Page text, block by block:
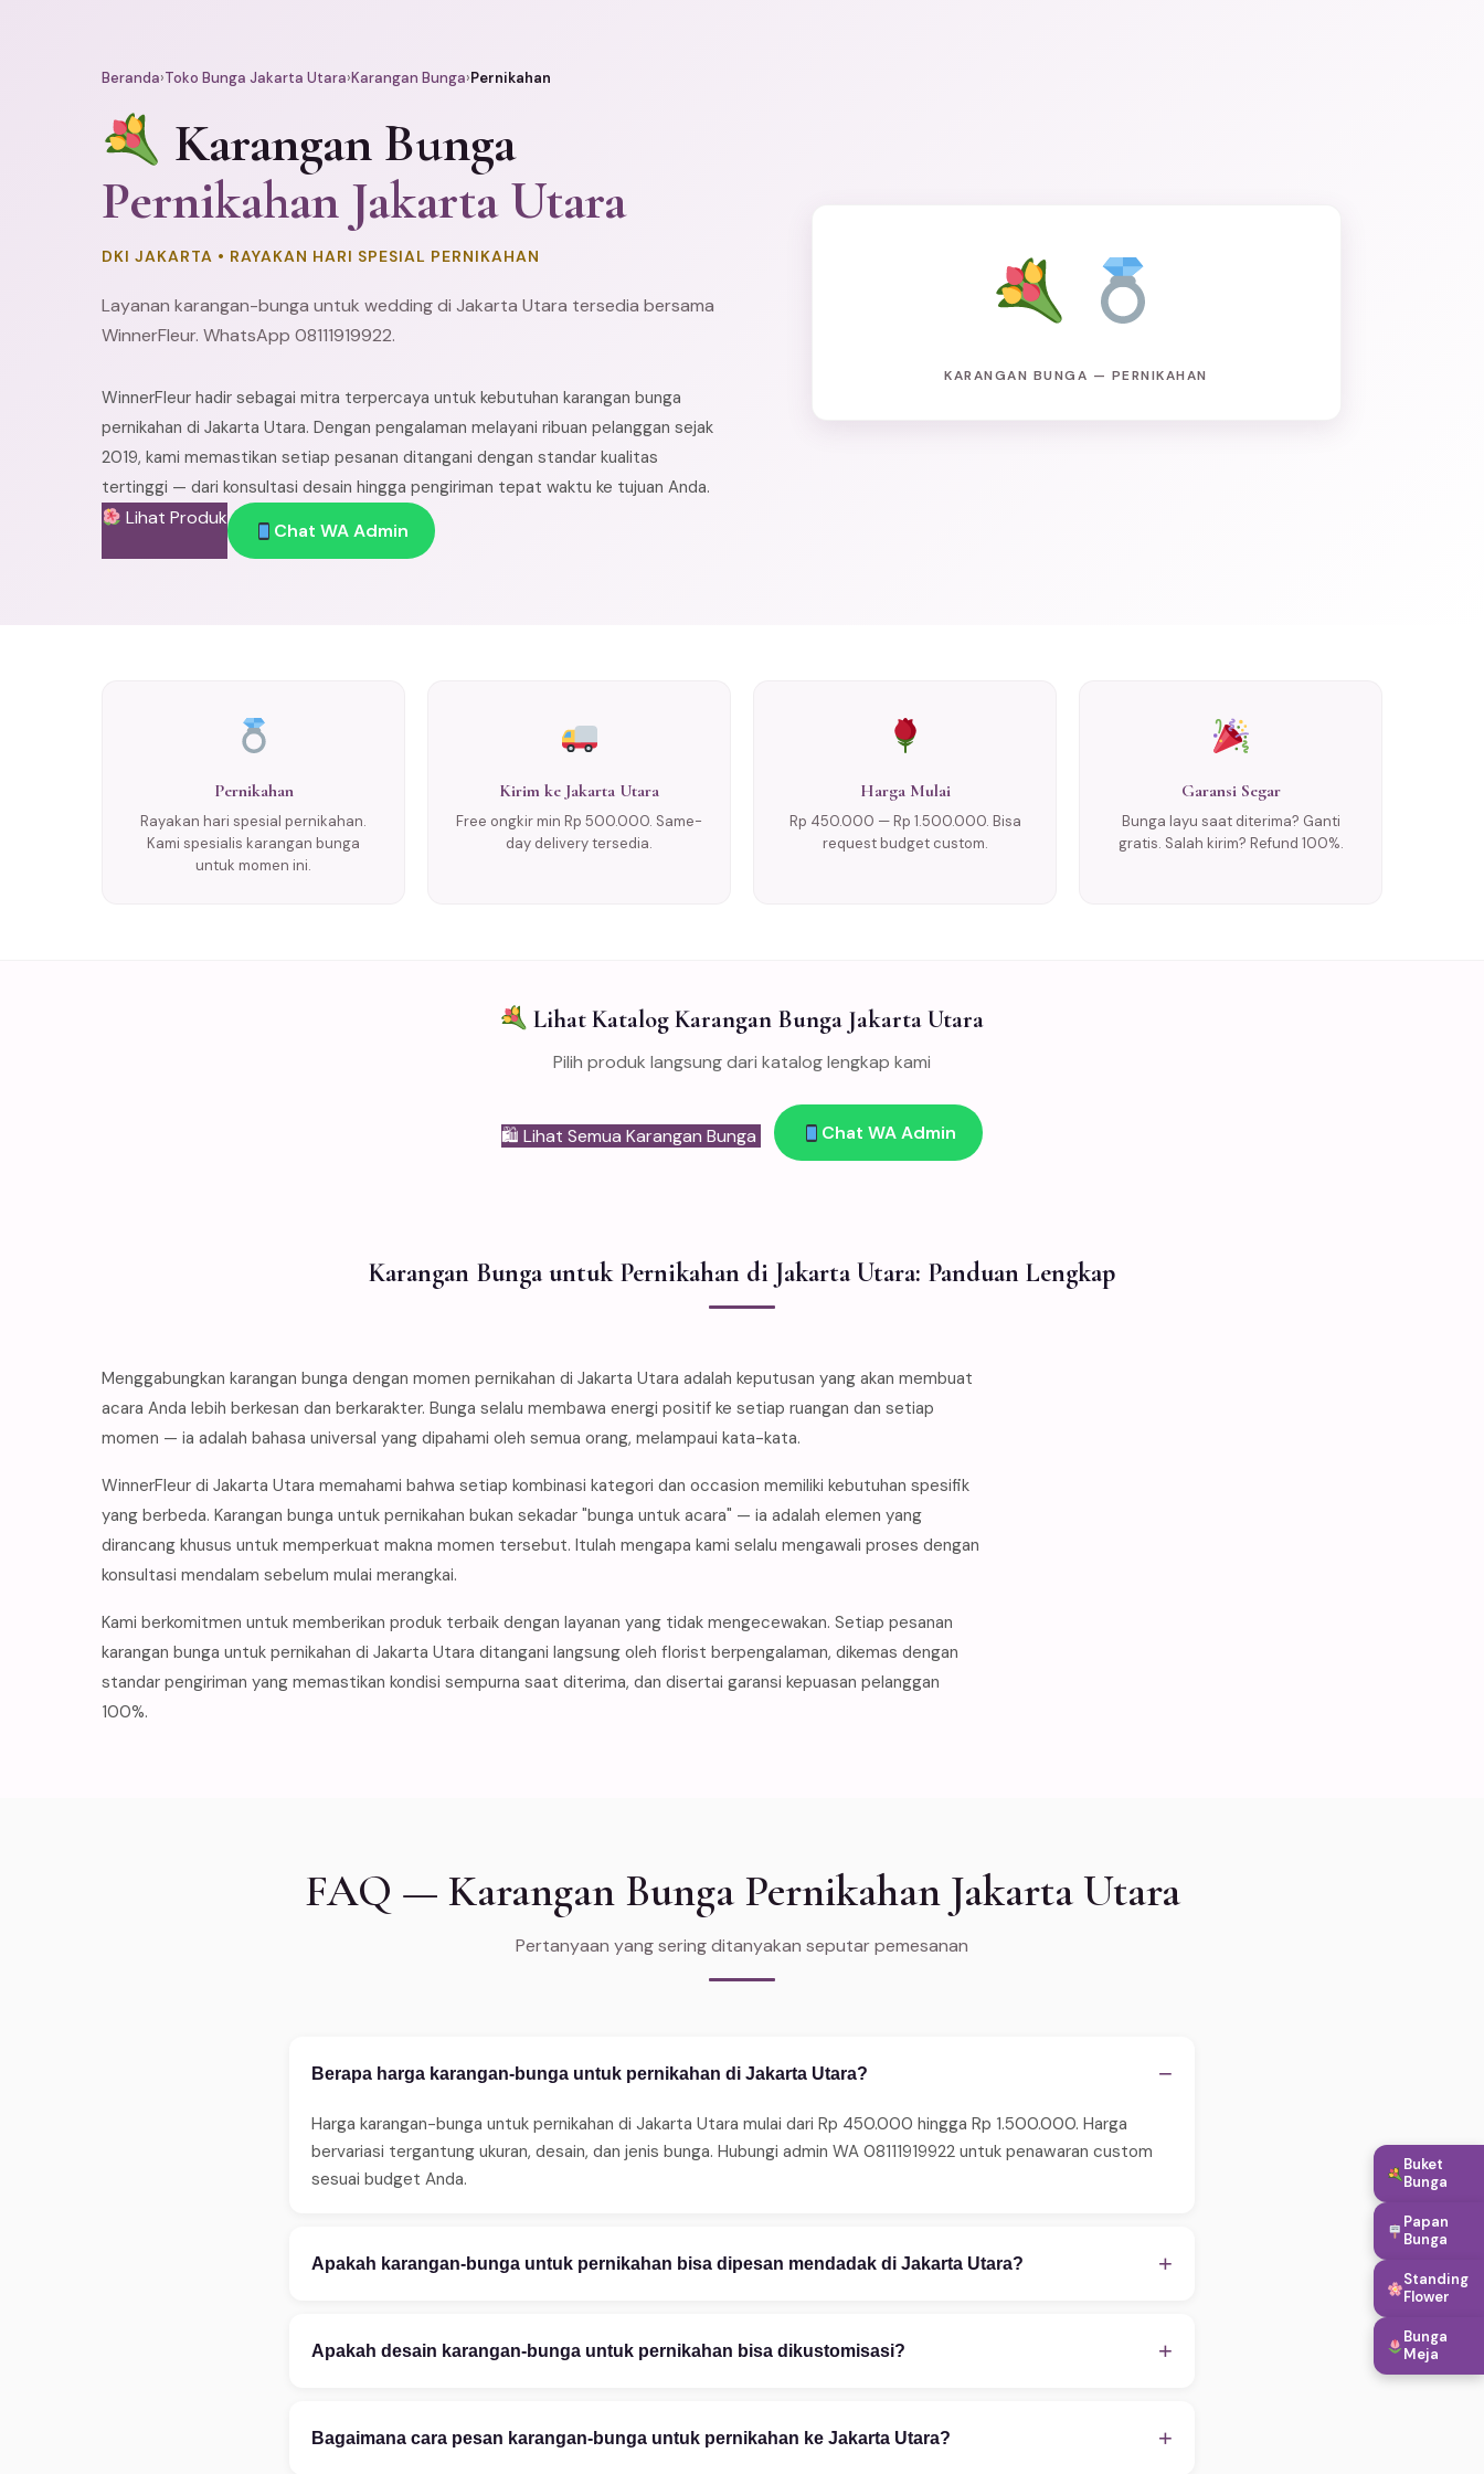
Beranda›Toko Bunga Jakarta Utara›Karangan Bunga›Pernikahan
Karangan Bunga
Pernikahan Jakarta Utara
DKI JAKARTA • RAYAKAN HARI SPESIAL PERNIKAHAN
Layanan karangan-bunga untuk wedding di Jakarta Utara tersedia bersama
WinnerFleur. WhatsApp 08111919922.
WinnerFleur hadir sebagai mitra terpercaya untuk kebutuhan karangan bunga
pernikahan di Jakarta Utara. Dengan pengalaman melayani ribuan pelanggan sejak
2019, kami memastikan setiap pesanan ditangani dengan standar kualitas
tertinggi — dari konsultasi desain hingga pengiriman tepat waktu ke tujuan Anda.
Lihat Produk
Chat WA Admin
KARANGAN BUNGA — PERNIKAHAN
Pernikahan
Rayakan hari spesial pernikahan.
Kami spesialis karangan bunga
untuk momen ini.
Kirim ke Jakarta Utara
Free ongkir min Rp 500.000. Same-
day delivery tersedia.
Harga Mulai
Rp 450.000 — Rp 1.500.000. Bisa
request budget custom.
Garansi Segar
Bunga layu saat diterima? Ganti
gratis. Salah kirim? Refund 100%.
Lihat Katalog Karangan Bunga Jakarta Utara
Pilih produk langsung dari katalog lengkap kami
🛍 Lihat Semua Karangan Bunga Chat WA Admin
Karangan Bunga untuk Pernikahan di Jakarta Utara: Panduan Lengkap
Menggabungkan karangan bunga dengan momen pernikahan di Jakarta Utara adalah keputusan yang akan membuat
acara Anda lebih berkesan dan berkarakter. Bunga selalu membawa energi positif ke setiap ruangan dan setiap
momen — ia adalah bahasa universal yang dipahami oleh semua orang, melampaui kata-kata.
WinnerFleur di Jakarta Utara memahami bahwa setiap kombinasi kategori dan occasion memiliki kebutuhan spesifik
yang berbeda. Karangan bunga untuk pernikahan bukan sekadar "bunga untuk acara" — ia adalah elemen yang
dirancang khusus untuk memperkuat makna momen tersebut. Itulah mengapa kami selalu mengawali proses dengan
konsultasi mendalam sebelum mulai merangkai.
Kami berkomitmen untuk memberikan produk terbaik dengan layanan yang tidak mengecewakan. Setiap pesanan
karangan bunga untuk pernikahan di Jakarta Utara ditangani langsung oleh florist berpengalaman, dikemas dengan
standar pengiriman yang memastikan kondisi sempurna saat diterima, dan disertai garansi kepuasan pelanggan
100%.
FAQ — Karangan Bunga Pernikahan Jakarta Utara
Pertanyaan yang sering ditanyakan seputar pemesanan
Berapa harga karangan-bunga untuk pernikahan di Jakarta Utara? −
Harga karangan-bunga untuk pernikahan di Jakarta Utara mulai dari Rp 450.000 hingga Rp 1.500.000. Harga
bervariasi tergantung ukuran, desain, dan jenis bunga. Hubungi admin WA 08111919922 untuk penawaran custom
sesuai budget Anda.
Apakah karangan-bunga untuk pernikahan bisa dipesan mendadak di Jakarta Utara? +
sebelum jam 14:00. Tersedia juga layanan express 2–4 jam untuk area tertentu. Hubungi WA untuk konfirmasi
Apakah desain karangan-bunga untuk pernikahan bisa dikustomisasi? +
aksesoris. Konsultasi desain gratis via WhatsApp 08111919922. Foto referensi sangat membantu proses
Bagaimana cara pesan karangan-bunga untuk pernikahan ke Jakarta Utara? +
Buket
Bunga
Papan
Bunga
Standing
Flower
Bunga
Meja